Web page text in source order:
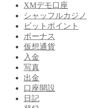
XMデモ口座
シャッフルカジノ
ビットポイント
ボーナス
仮想通貨
入金
写真
出金
口座開設
日記